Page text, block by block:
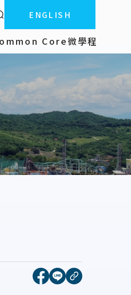
全站搜索ENGLISH
Core微學程
[另開新視窗]分享到
[另開新視窗]分享
複製連結